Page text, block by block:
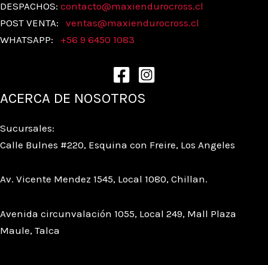
DESPACHOS: contacto@maxiendurocross.cl
POST VENTA: ventas@maxiendurocross.cl
WHATSAPP: +56 9 6450 1083
ACERCA DE NOSOTROS
Sucursales:
Calle Bulnes #220, Esquina con Freire, Los Angeles
Av. Vicente Mendez 1545, Local 1080, Chillan.
Avenida circunvalación 1055, Local 249, Mall Plaza
Maule, Talca